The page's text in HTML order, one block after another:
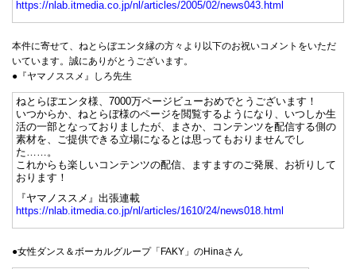
https://nlab.itmedia.co.jp/nl/articles/2005/02/news043.html
本件に寄せて、ねとらぼエンタ縁の方々より以下のお祝いコメントをいただ
いています。誠にありがとうございます。
●『ヤマノススメ』しろ先生
ねとらぼエンタ様、7000万ページビューおめでとうございます！
いつからか、ねとらぼ様のページを閲覧するようになり、いつしか生
活の一部となっておりましたが、まさか、コンテンツを配信する側の
素材を、ご提供できる立場になるとは思ってもおりませんでし
た……。
これからも楽しいコンテンツの配信、ますますのご発展、お祈りして
おります！
『ヤマノススメ』出張連載
https://nlab.itmedia.co.jp/nl/articles/1610/24/news018.html
●女性ダンス＆ボーカルグループ「FAKY」のHinaさん